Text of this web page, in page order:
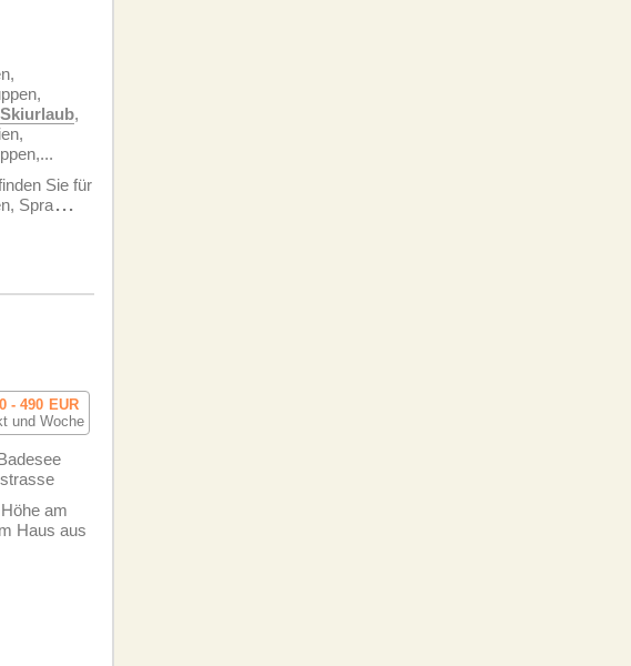
Skiurlaub,
Sie für
Spra...
- 490 EUR
und Woche
am
Haus aus